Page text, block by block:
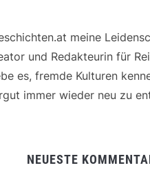
meine
und Redakteurin für
es, fremde Kulturen
immer wieder neu zu
NEUESTE